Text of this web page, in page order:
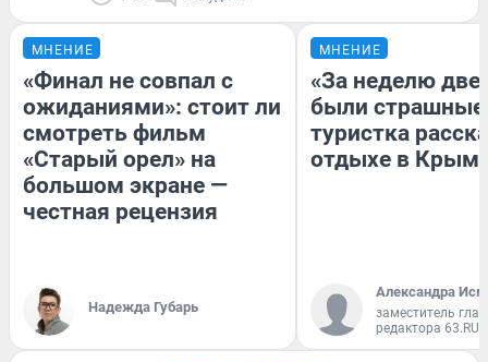
МНЕНИЕ
«Финал не совпал с
ожиданиями»: стоит ли
смотреть фильм
«Старый орел» на
большом экране —
честная рецензия
Надежда Губарь
МНЕНИЕ
«За неделю две
были
туристка
отдыхе в
Александра
заместитель
редактора 63.RU